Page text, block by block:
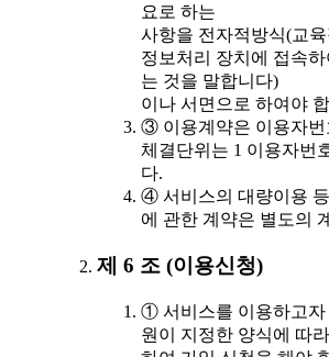
요로 하는
사항을 전자적방식(교
정보처리 장치에 접속
는 것을 말합니다)
이나 서면으로 하여야
③ 이용계약은 이용자번
체결단위는 1 이용자번
다.
④ 서비스의 대량이용
에 관한 계약은 별도의
제 6 조 (이용신청)
① 서비스를 이용하고자
원이 지정한 양식에 따